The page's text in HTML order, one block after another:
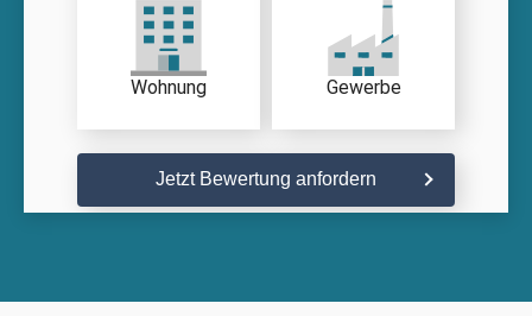
Wohnung Gewerbe
Jetzt Bewertung anfordern